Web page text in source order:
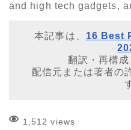
and high tech gadgets,
本記事は、 16 Best
翻訳・再構成
配信元または著者の
1,512 views